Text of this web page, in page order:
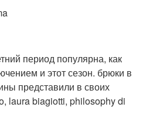
период популярна, как
и этот сезон. брюки в
представили в своих
laura biagiotti, philosophy di